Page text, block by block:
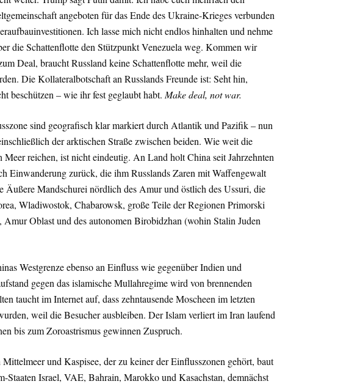
angeboten für das Ende des Ukraine-Krieges verbunden
Ich lasse mich nicht endlos hinhalten und nehme
die Schattenflotte den Stützpunkt Venezuela weg. Kommen wir
Deal, braucht Russland keine Schattenflotte mehr, weil die
Die Kollateralbotschaft an Russlands Freunde ist: Seht hin,
beschützen – wie ihr fest geglaubt habt. Make deal, not war.
sind geografisch klar markiert durch Atlantik und Pazifik – nun
der arktischen Straße zwischen beiden. Wie weit die
Meer reichen, ist nicht eindeutig. An Land holt China seit Jahrzehnten
Einwanderung zurück, die ihm Russlands Zaren mit Waffengewalt
Äußere Mandschurei nördlich des Amur und östlich des Ussuri, die
Wladiwostok, Chabarowsk, große Teile der Regionen Primorski
Oblast und des autonomen Birobidzhan (wohin Stalin Juden
Westgrenze ebenso an Einfluss wie gegenüber Indien und
gegen das islamische Mullahregime wird von brennenden
taucht im Internet auf, dass zehntausende Moscheen im letzten
weil die Besucher ausbleiben. Der Islam verliert im Iran laufend
bis zum Zoroastrismus gewinnen Zuspruch.
und Kaspisee, der zu keiner der Einflusszonen gehört, baut
Staaten Israel, VAE, Bahrain, Marokko und Kasachstan, demnächst